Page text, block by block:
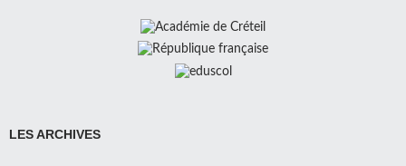
LES ARCHIVES